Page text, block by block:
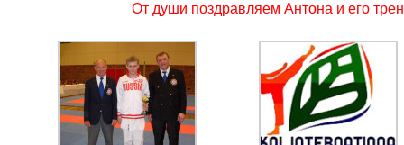
От души поздравляем Антона и его